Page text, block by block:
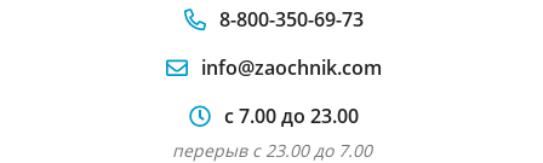
8-800-350-69-73
info@zaochnik.com
с 7.00 до 23.00
перерыв с 23.00 до 7.00